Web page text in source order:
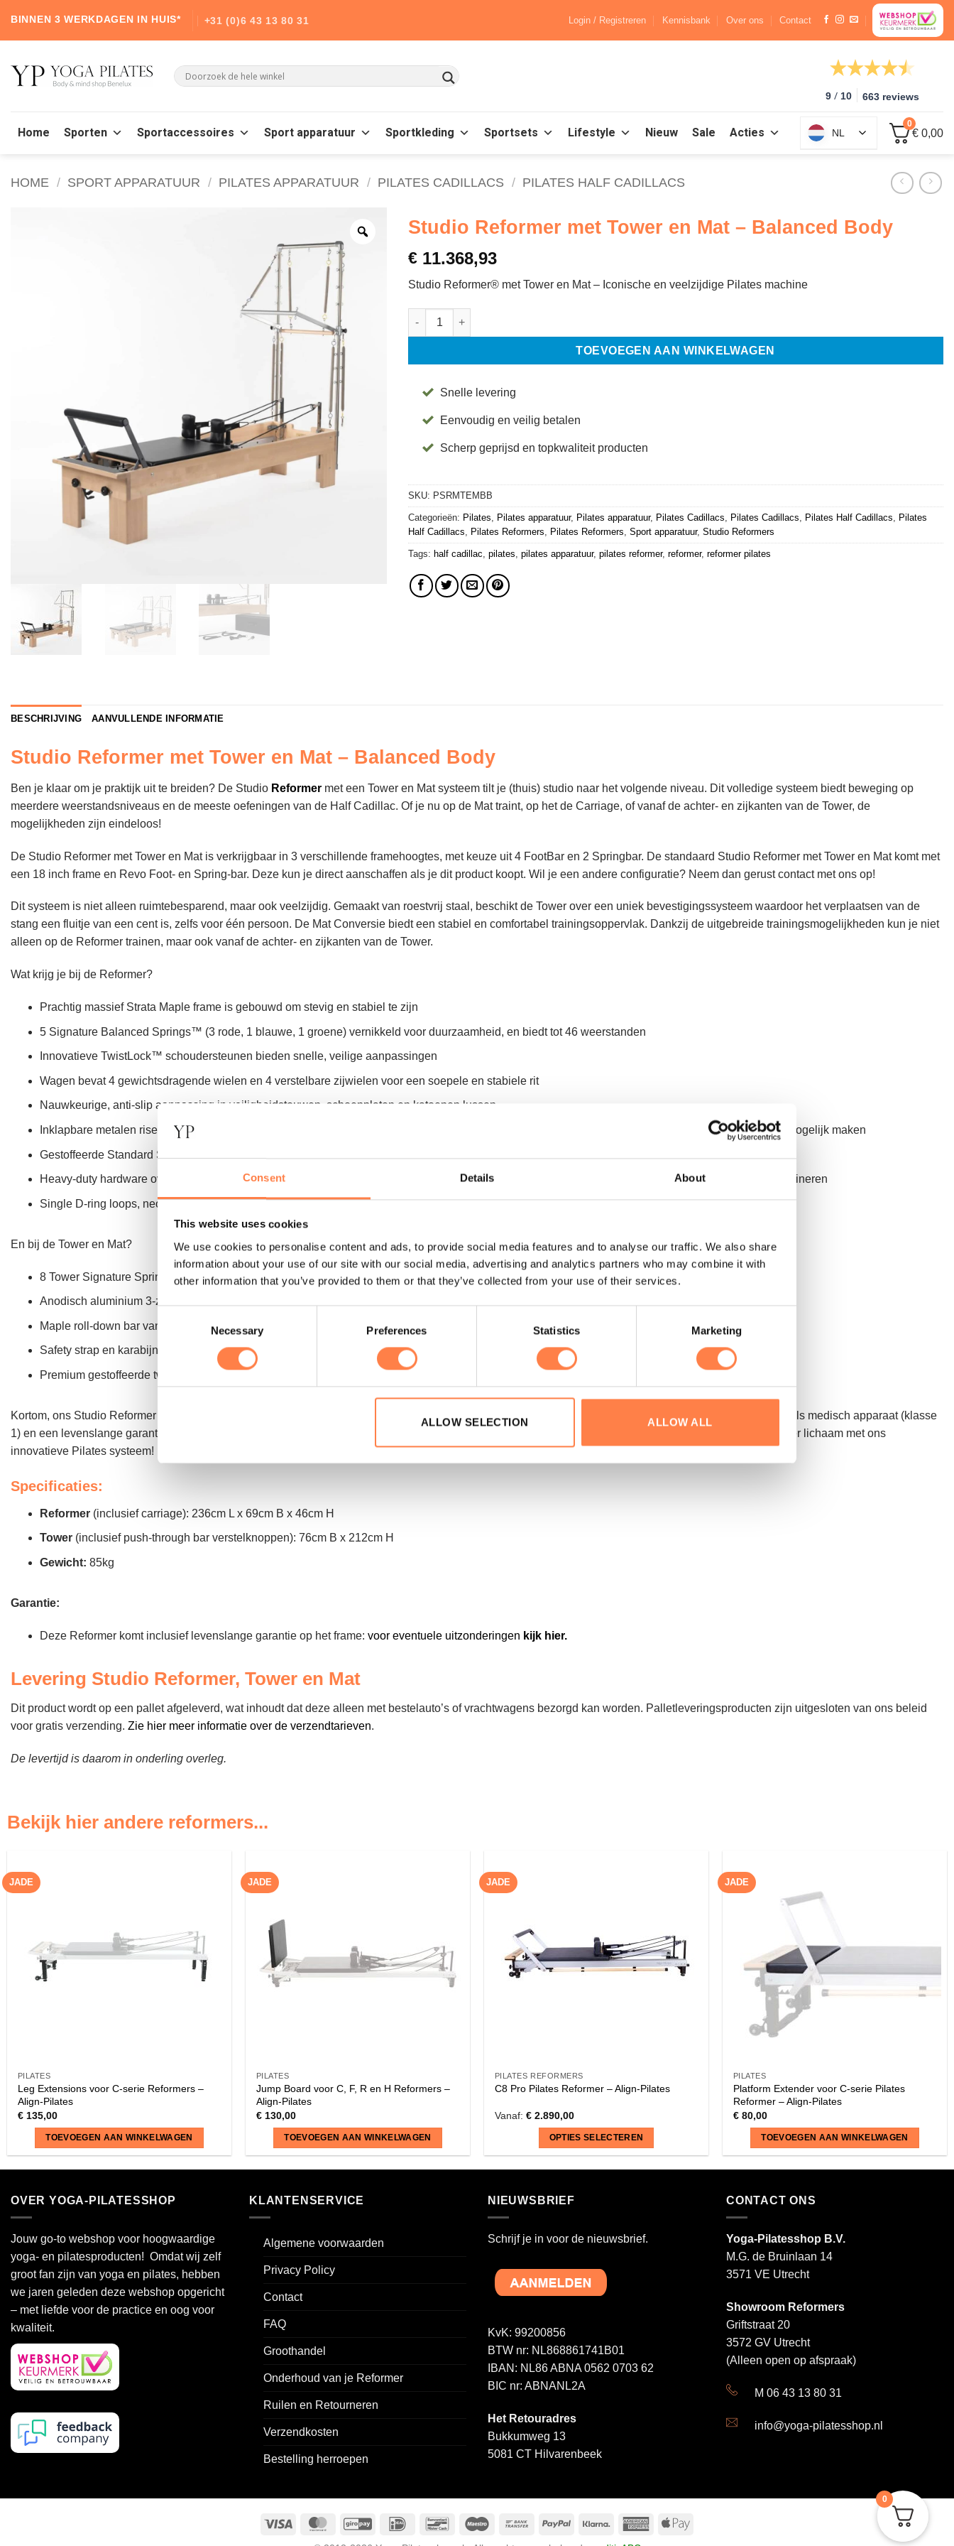
Consent Details About
This website uses cookies
We use cookies to personalise content and ads, to provide social media features and to analyse our traffic. We also share
information about your use of our site with our social media, advertising and analytics partners who may combine it with
other information that you’ve provided to them or that they’ve collected from your use of their services.
Necessary Preferences Statistics Marketing
ALLOW SELECTION ALLOW ALL
content
BINNEN 3 WERKDAGEN IN HUIS* +31 (0)6 43 13 80 31 Login / Registreren Kennisbank Over ons Contact
9 / 10 663 reviews
Home Sporten Sportaccessoires Sport apparatuur Sportkleding Sportsets Lifestyle Nieuw Sale Acties NL
0
€ 0,00
HOME / SPORT APPARATUUR / PILATES APPARATUUR / PILATES CADILLACS / PILATES HALF CADILLACS
Studio Reformer met Tower en Mat – Balanced Body
€ 11.368,93
Studio Reformer® met Tower en Mat – Iconische en veelzijdige Pilates machine
Studio Reformer met Tower en Mat – Balanced Body aantal
TOEVOEGEN AAN WINKELWAGEN
Snelle levering
Eenvoudig en veilig betalen
Scherp geprijsd en topkwaliteit producten
SKU: PSRMTEMBB
Categorieën: Pilates, Pilates apparatuur, Pilates apparatuur, Pilates Cadillacs, Pilates Cadillacs, Pilates Half Cadillacs, Pilates
Half Cadillacs, Pilates Reformers, Pilates Reformers, Sport apparatuur, Studio Reformers
Tags: half cadillac, pilates, pilates apparatuur, pilates reformer, reformer, reformer pilates
BESCHRIJVING AANVULLENDE INFORMATIE
Studio Reformer met Tower en Mat – Balanced Body
Ben je klaar om je praktijk uit te breiden? De Studio Reformer met een Tower en Mat systeem tilt je (thuis) studio naar het volgende niveau. Dit volledige systeem biedt beweging op
meerdere weerstandsniveaus en de meeste oefeningen van de Half Cadillac. Of je nu op de Mat traint, op het de Carriage, of vanaf de achter- en zijkanten van de Tower, de
mogelijkheden zijn eindeloos!
De Studio Reformer met Tower en Mat is verkrijgbaar in 3 verschillende framehoogtes, met keuze uit 4 FootBar en 2 Springbar. De standaard Studio Reformer met Tower en Mat komt met
een 18 inch frame en Revo Foot- en Spring-bar. Deze kun je direct aanschaffen als je dit product koopt. Wil je een andere configuratie? Neem dan gerust contact met ons op!
Dit systeem is niet alleen ruimtebesparend, maar ook veelzijdig. Gemaakt van roestvrij staal, beschikt de Tower over een uniek bevestigingssysteem waardoor het verplaatsen van de
stang een fluitje van een cent is, zelfs voor één persoon. De Mat Conversie biedt een stabiel en comfortabel trainingsoppervlak. Dankzij de uitgebreide trainingsmogelijkheden kun je niet
alleen op de Reformer trainen, maar ook vanaf de achter- en zijkanten van de Tower.
Wat krijg je bij de Reformer?
Prachtig massief Strata Maple frame is gebouwd om stevig en stabiel te zijn
5 Signature Balanced Springs™ (3 rode, 1 blauwe, 1 groene) vernikkeld voor duurzaamheid, en biedt tot 46 weerstanden
Innovatieve TwistLock™ schoudersteunen bieden snelle, veilige aanpassingen
Wagen bevat 4 gewichtsdragende wielen en 4 verstelbare zijwielen voor een soepele en stabiele rit
Nauwkeurige, anti-slip aanpassing in veiligheidstouwen, schoenplaten en katoenen lussen
Inklapbare metalen risers verhogen de katrollen 5cm tot 33cm boven het frame, terwijl de draaibare katrollen een variabele weerstand in elke richting mogelijk maken
Gestoffeerde Standard Sitting Box
Heavy-duty hardware overal gebruikt, en geanodiseerd aluminium onderdelen om wrijving te verminderen, oxidatie te voorkomen en “zwart stof” te elimineren
Single D-ring loops, neoprene handles and Foot Strap
En bij de Tower en Mat?
8 Tower Signature Springs: 2 geel (kort), 2 blauw (kort), 2 geel (lang) en 2 paars (lang)
Anodisch aluminium 3-zijdig Push-Through-Bar schuifsysteem dat zich aanpast aan drie hoogtes (optionele 4e zijde apart verkrijgbaar)
Maple roll-down bar van 58 cm met binnenhaken
Safety strap en karabijnhaak
Premium gestoffeerde twin Conversie Mats om de Reformer om te zetten naar een stabiel oppervlak
Kortom, ons Studio Reformer met Tower en Mat systeem is de ultieme keuze voor wie serieus aan zijn Pilates training wil werken. Met een CE-goedkeuring als medisch apparaat (klasse
1) en een levenslange garantie ben je verzekerd van kwaliteit en duurzaamheid. Maak vandaag nog de stap naar een krachtiger, flexibeler en gebalanceerder lichaam met ons
innovatieve Pilates systeem!
Specificaties:
Reformer(inclusief carriage): 236cm L x 69cm B x 46cm H
Tower (inclusief push-through bar verstelknoppen): 76cm B x 212cm H
Gewicht: 85kg
Garantie:
Deze Reformer komt inclusief levenslange garantie op het frame: voor eventuele uitzonderingen kijk hier.
Levering Studio Reformer, Tower en Mat
Dit product wordt op een pallet afgeleverd, wat inhoudt dat deze alleen met bestelauto’s of vrachtwagens bezorgd kan worden. Palletleveringsproducten zijn uitgesloten van ons beleid
voor gratis verzending. Zie hier meer informatie over de verzendtarieven.
De levertijd is daarom in onderling overleg.
Bekijk hier andere reformers...
JADE
PILATES
Leg Extensions voor C-serie Reformers –
Align-Pilates
€135,00
TOEVOEGEN AAN WINKELWAGEN
JADE
PILATES
Jump Board voor C, F, R en H Reformers –
Align-Pilates
€130,00
TOEVOEGEN AAN WINKELWAGEN
JADE
PILATES REFORMERS
C8 Pro Pilates Reformer – Align-Pilates
Vanaf: €2.890,00
OPTIES SELECTEREN
heeft
Deze
kan
gekozen
op
JADE
PILATES
Platform Extender voor C-serie Pilates
Reformer – Align-Pilates
€80,00
TOEVOEGEN AAN WINKELWAGEN
OVER YOGA-PILATESSHOP
Jouw go-to webshop voor hoogwaardige
yoga- en pilatesproducten! Omdat wij zelf
groot fan zijn van yoga en pilates, hebben
we jaren geleden deze webshop opgericht
– met liefde voor de practice en oog voor
kwaliteit.
KLANTENSERVICE
Algemene voorwaarden
Privacy Policy
Contact
FAQ
Groothandel
Onderhoud van je Reformer
Ruilen en Retourneren
Verzendkosten
Bestelling herroepen
NIEUWSBRIEF
Schrijf je in voor de nieuwsbrief.
KvK: 99200856
BTW nr: NL868861741B01
IBAN: NL86 ABNA 0562 0703 62
BIC nr: ABNANL2A
Het Retouradres
Bukkumweg 13
5081 CT Hilvarenbeek
CONTACT ONS
Yoga-Pilatesshop B.V.
M.G. de Bruinlaan 14
3571 VE Utrecht
Showroom Reformers
Griftstraat 20
3572 GV Utrecht
(Alleen open op afspraak)
M 06 43 13 80 31
info@yoga-pilatesshop.nl
Visa MasterCardGiroPay IDeal BancontactMaestro
Bank
PayPal Klarna
AmericanApple
0